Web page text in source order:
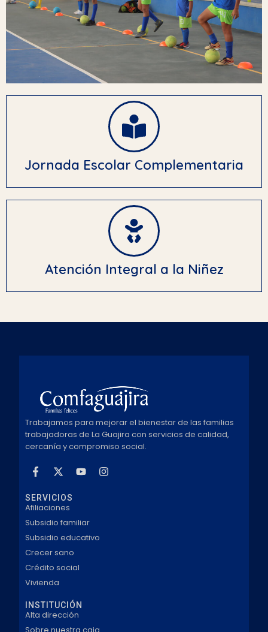
Jornada Escolar Complementaria
Atención Integral a la Niñez
Trabajamos para mejorar el bienestar de las familias
trabajadoras de La Guajira con servicios de calidad,
cercanía y compromiso social.
SERVICIOS
Afiliaciones
Subsidio familiar
Subsidio educativo
Crecer sano
Crédito social
Vivienda
INSTITUCIÓN
Alta dirección